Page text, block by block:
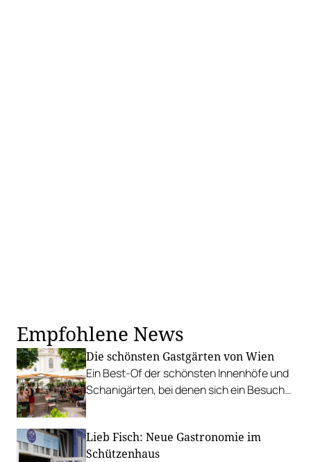
Empfohlene News
Die schönsten Gastgärten von Wien
Ein Best-Of der schönsten Innenhöfe und
Schanigärten, bei denen sich ein Besuch
Lieb Fisch: Neue Gastronomie im
Schützenhaus